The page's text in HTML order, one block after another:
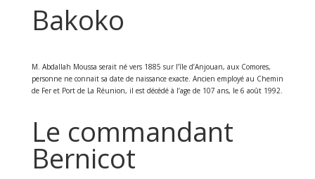
Bakoko
M. Abdallah Moussa serait né vers 1885 sur l’île d’Anjouan, aux Comores,
personne ne connait sa date de naissance exacte. Ancien employé au Chemin
de Fer et Port de La Réunion, il est décédé à l’age de 107 ans, le 6 août 1992.
Le commandant
Bernicot